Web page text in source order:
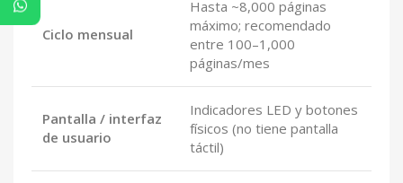
Ciclo mensual
Hasta ~8,000 páginas
máximo; recomendado
entre 100–1,000
páginas/mes
Pantalla / interfaz
de usuario
Indicadores LED y botones
físicos (no tiene pantalla
táctil)